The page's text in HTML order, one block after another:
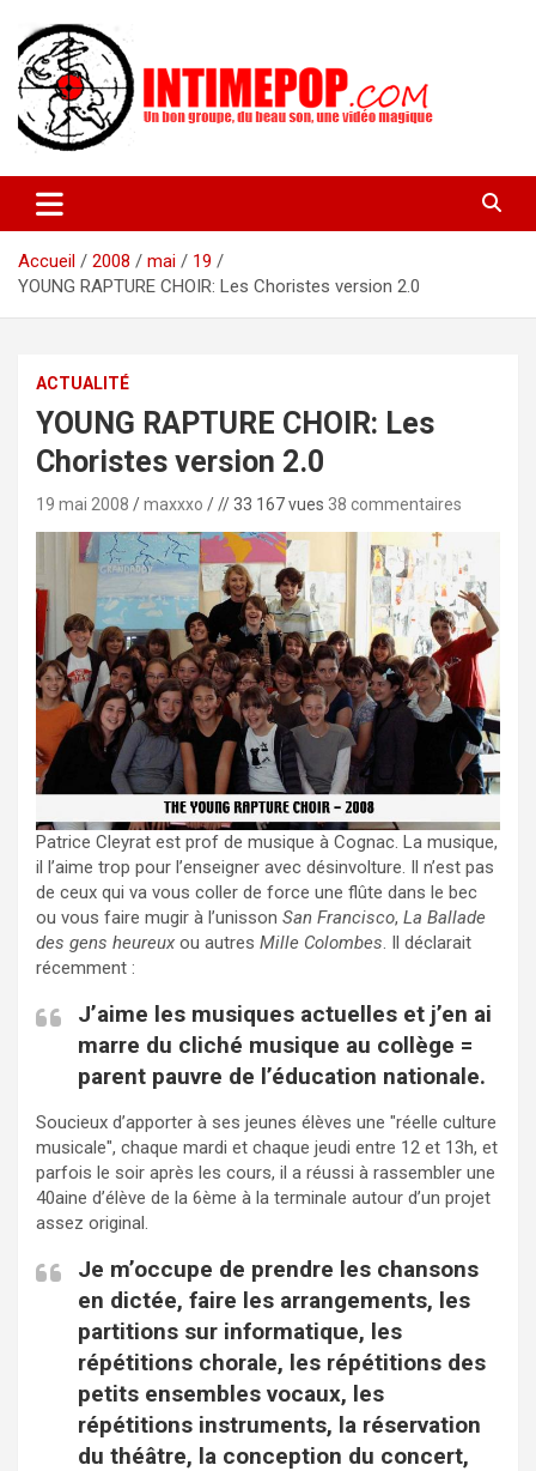
contenu
intimepop.com
actuelles pop rock, post-rock, indé sur Lyon. rock pop concert
lyon
Accueil
2008 mai
19
YOUNG RAPTURE CHOIR: Les Choristes version 2.0
ACTUALITÉ
YOUNG RAPTURE CHOIR: Les
Choristes version 2.0
19 mai 2008 maxxxo // 33 167 vues 38 commentaires
Patrice Cleyrat est prof de musique à Cognac. La musique,
il l’aime trop pour l’enseigner avec désinvolture. Il n’est pas
de ceux qui va vous coller de force une flûte dans le bec
ou vous faire mugir à l’unisson San Francisco, La Ballade
des gens heureux ou autres Mille Colombes. Il déclarait
récemment :
J’aime les musiques actuelles et j’en ai
marre du cliché musique au collège =
parent pauvre de l’éducation nationale.
Soucieux d’apporter à ses jeunes élèves une "réelle culture
musicale", chaque mardi et chaque jeudi entre 12 et 13h, et
parfois le soir après les cours, il a réussi à rassembler une
40aine d’élève de la 6ème à la terminale autour d’un projet
assez original.
Je m’occupe de prendre les chansons
en dictée, faire les arrangements, les
partitions sur informatique, les
répétitions chorale, les répétitions des
petits ensembles vocaux, les
répétitions instruments, la réservation
du théâtre, la conception du concert,